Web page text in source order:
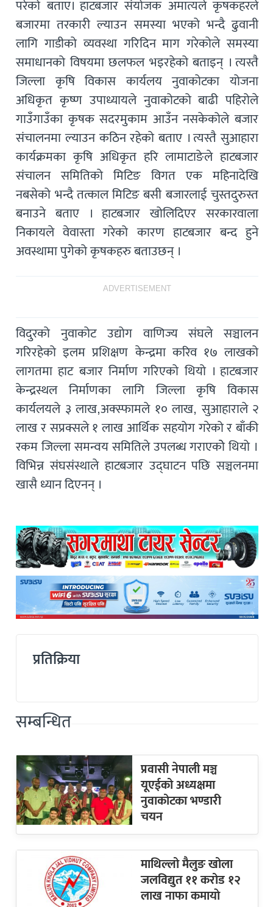
परेको बताए। हाटबजार संयोजक अमात्यले कृषकहरले
बजारमा तरकारी ल्याउन समस्या भएको भन्दै ढुवानी
लागि गाडीको व्यवस्था गरिदिन माग गरेकोले समस्या
समाधानको विषयमा छलफल भइरहेको बताइन् । त्यस्तै
जिल्ला कृषि विकास कार्यलय नुवाकोटका योजना
अधिकृत कृष्ण उपाध्यायले नुवाकोटको बाढी पहिरोले
गाउँगाउँका कृषक सदरमुकाम आउँन नसकेकोले बजार
संचालनमा ल्याउन कठिन रहेको बताए । त्यस्तै सुआहारा
कार्यक्रमका कृषि अधिकृत हरि लामाटाङेले हाटबजार
संचालन समितिको मिटिङ विगत एक महिनादेखि
नबसेको भन्दै तत्काल मिटिङ बसी बजारलाई चुस्तदुरुस्त
बनाउने बताए । हाटबजार खोलिदिएर सरकारवाला
निकायले वेवास्ता गरेको कारण हाटबजार बन्द हुने
अवस्थामा पुगेको कृषकहरु बताउछन् ।
ADVERTISEMENT
विदुरको नुवाकोट उद्योग वाणिज्य संघले सञ्चालन
गरिरहेको इलम प्रशिक्षण केन्द्रमा करिव १७ लाखको
लागतमा हाट बजार निर्माण गरिएको थियो । हाटबजार
केन्द्रस्थल निर्माणका लागि जिल्ला कृषि विकास
कार्यलयले ३ लाख,अक्स्फामले १० लाख, सुआहाराले २
लाख र सप्रक्सले १ लाख आर्थिक सहयोग गरेको र बाँकी
रकम जिल्ला समन्वय समितिले उपलब्ध गराएकोे थियो ।
विभिन्न संघसंस्थाले हाटबजार उद्घाटन पछि सञ्चलनमा
खासै ध्यान दिएनन् ।
प्रतिक्रिया
सम्बन्धित
प्रवासी नेपाली मञ्च
यूएईको अध्यक्षमा
नुवाकोटका भण्डारी
चयन
माथिल्लो मैलुङ खोला
जलविद्युत ११ करोड १२
लाख नाफा कमायाे